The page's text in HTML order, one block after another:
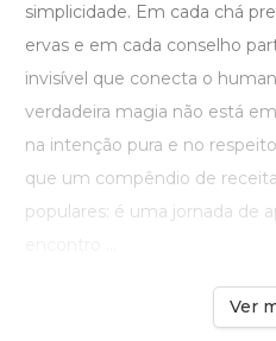
simplicidade. Em cada chá
ervas e em cada conselho
invisível que conecta o
verdadeira magia não está
na intenção pura e no
que um compêndio de
populares: é uma jornada de
Ver